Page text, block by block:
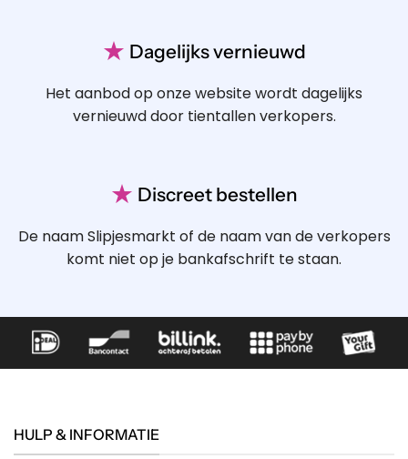
★ Dagelijks vernieuwd
Het aanbod op onze website wordt dagelijks
vernieuwd door tientallen verkopers.
★ Discreet bestellen
De naam Slipjesmarkt of de naam van de verkopers
komt niet op je bankafschrift te staan.
HULP & INFORMATIE